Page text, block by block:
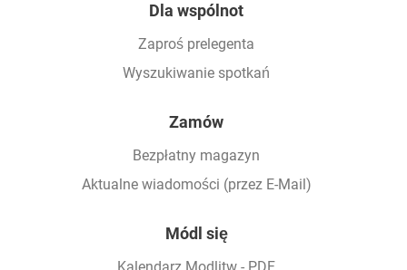
Dla wspólnot
Zaproś prelegenta
Wyszukiwanie spotkań
Zamów
Bezpłatny magazyn
Aktualne wiadomości (przez E-Mail)
Módl się